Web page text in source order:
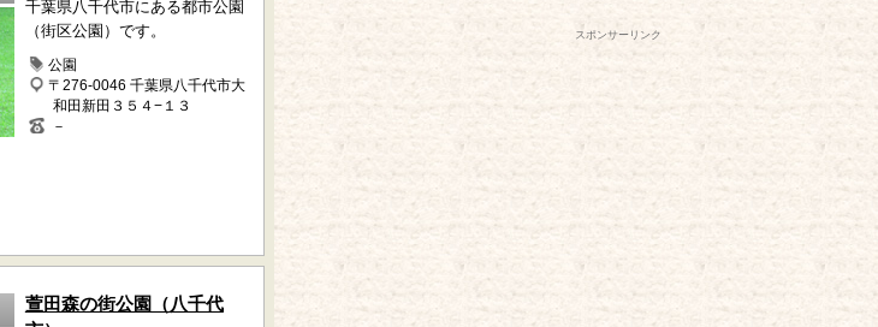
千葉県八千代市にある都市公園
（街区公園）です。
公園
〒276-0046 千葉県八千代市大
和田新田３５４−１３
－
萱田森の街公園（八千代
スポンサーリンク